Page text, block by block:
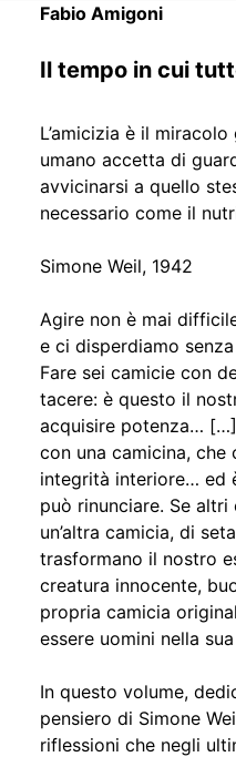
Fabio Amigoni
Il tempo in cui
L’amicizia è il
umano accetta di
avvicinarsi a quello
necessario come il
Simone Weil, 1942
Agire non è mai
e ci disperdiamo
Fare sei camicie con
tacere: è questo il
acquisire potenza…
con una camicina,
integrità interiore… ed
può rinunciare. Se
un’altra camicia, di
trasformano il nostro
creatura innocente,
propria camicia
essere uomini nella
In questo volume,
pensiero di Simone
riflessioni che negli